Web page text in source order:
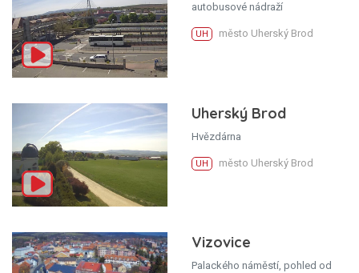
autobusové nádraží
UH město Uherský Brod
Uherský Brod
Hvězdárna
UH město Uherský Brod
Vizovice
Palackého náměstí, pohled od